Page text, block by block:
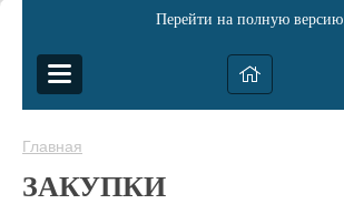
Перейти на полную версию
Главная
ЗАКУПКИ